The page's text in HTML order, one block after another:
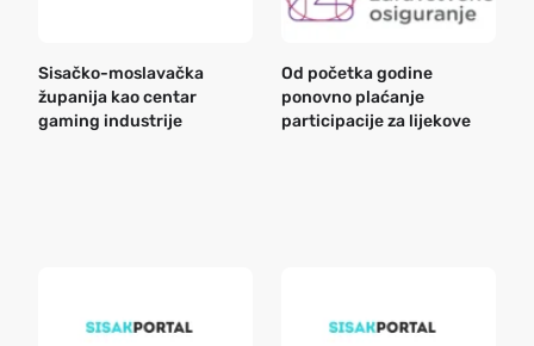
Sisačko-moslavačka
županija kao centar
gaming industrije
Od početka godine
ponovno plaćanje
participacije za lijekove